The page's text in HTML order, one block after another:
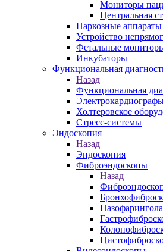
Мониторы
Центральная
Наркозные аппараты
Устройство
Фетальные
Инкубаторы
Функциональная
Назад
Функциональная
Холтеровское
Стресс-системы
Эндоскопия
Назад
Эндоскопия
Фиброэндоскопы
Назад